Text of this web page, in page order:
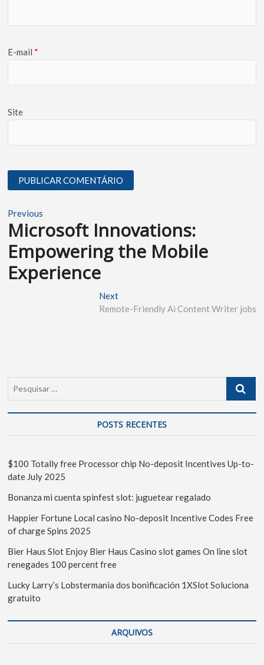
E-mail *
Site
Previous
Microsoft Innovations:
Empowering the Mobile
Experience
Next
Remote-Friendly Ai Content Writer jobs
POSTS RECENTES
$100 Totally free Processor chip No-deposit Incentives Up-to-
date July 2025
Bonanza mi cuenta spinfest slot: juguetear regalado
Happier Fortune Local casino No-deposit Incentive Codes Free
of charge Spins 2025
Bier Haus Slot Enjoy Bier Haus Casino slot games On line slot
renegades 100 percent free
Lucky Larry’s Lobstermania dos bonificación 1XSlot Soluciona
gratuito
ARQUIVOS